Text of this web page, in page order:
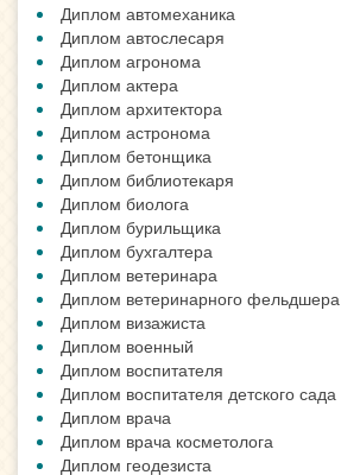
Диплом автомеханика
Диплом автослесаря
Диплом агронома
Диплом актера
Диплом архитектора
Диплом астронома
Диплом бетонщика
Диплом библиотекаря
Диплом биолога
Диплом бурильщика
Диплом бухгалтера
Диплом ветеринара
Диплом ветеринарного фельдшера
Диплом визажиста
Диплом военный
Диплом воспитателя
Диплом воспитателя детского сада
Диплом врача
Диплом врача косметолога
Диплом геодезиста